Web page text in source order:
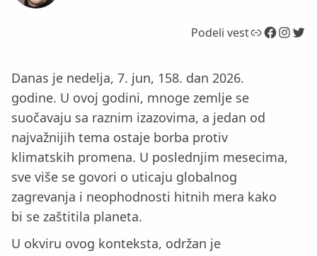
Podeli vestLink Facebook InstagramTwitter
Danas je nedelja, 7. jun, 158. dan 2026.
godine. U ovoj godini, mnoge zemlje se
suočavaju sa raznim izazovima, a jedan od
najvažnijih tema ostaje borba protiv
klimatskih promena. U poslednjim mesecima,
sve više se govori o uticaju globalnog
zagrevanja i neophodnosti hitnih mera kako
bi se zaštitila planeta.
U okviru ovog konteksta, održan je